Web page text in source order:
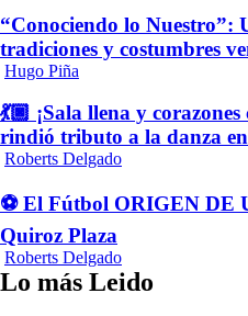
“Conociendo lo Nuestro”:
tradiciones y costumbres
Hugo Piña
💃🏿 ¡Sala llena y
rindió tributo a la danza
Roberts Delgado
⚽ El Fútbol ORIGEN DE
Quiroz Plaza
Roberts Delgado
Lo más Leido